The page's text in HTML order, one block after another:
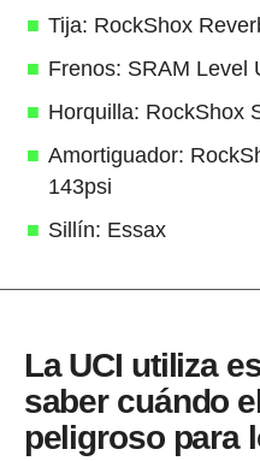
Tija: RockShox
Frenos: SRAM Level
Horquilla: RockShox
Amortiguador:
143psi
Sillín: Essax
La UCI utiliza
saber cuándo
peligroso para